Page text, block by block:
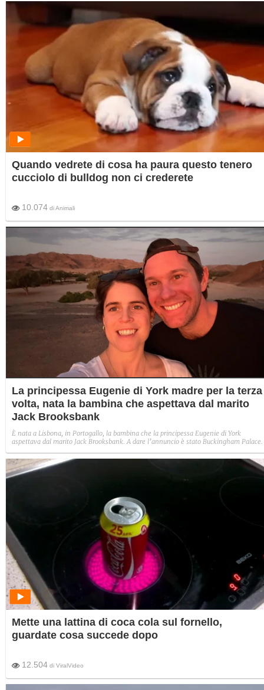
Quando vedrete di cosa ha paura questo tenero
cucciolo di bulldog non ci crederete
10.074 diAnimali
La principessa Eugenie di York madre per la terza
volta, nata la bambina che aspettava dal marito
Jack Brooksbank
È nata a Lisbona, in Portogallo, la bambina che la principessa Eugenie di York
aspettava dal marito Jack Brooksbank. A dare l’annuncio è stato Buckingham Palace.
Mette una lattina di coca cola sul fornello,
guardate cosa succede dopo
12.504 di ViralVideo